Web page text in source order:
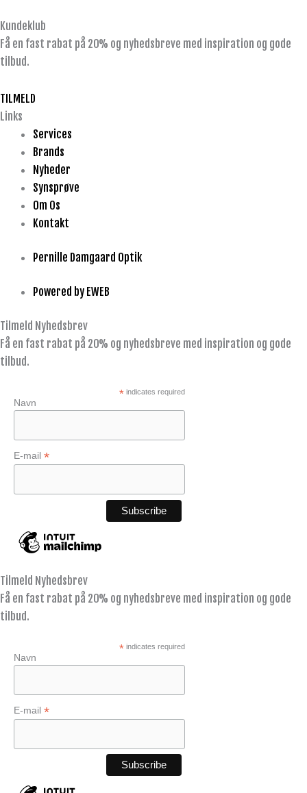
Kundeklub
Få en fast rabat på 20% og nyhedsbreve med inspiration og gode
tilbud.
TILMELD
Links
Services
Brands
Nyheder
Synsprøve
Om Os
Kontakt
Pernille Damgaard Optik
Powered by EWEB
Tilmeld Nyhedsbrev
Få en fast rabat på 20% og nyhedsbreve med inspiration og gode
tilbud.
*indicates required
Navn
E-mail *
Tilmeld Nyhedsbrev
Få en fast rabat på 20% og nyhedsbreve med inspiration og gode
tilbud.
*indicates required
Navn
E-mail *